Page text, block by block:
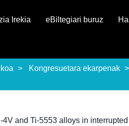
Irekia eBiltegiari buruz
Kongresuetara ekarpenak
and Ti-5553 alloys in